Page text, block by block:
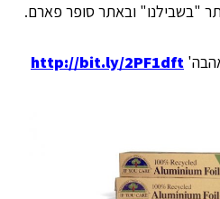
"בשבילנו" ובאתר סופר פארם.
http://bit.ly/2PF1dft